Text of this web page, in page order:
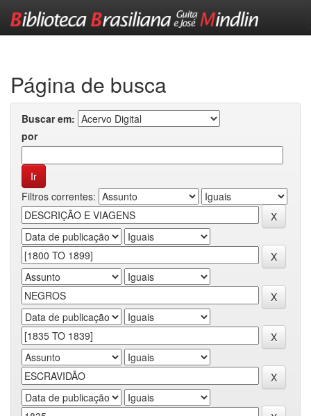
Página de busca
Buscar em:
por
Filtros correntes: